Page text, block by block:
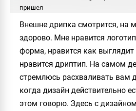
Внешне дрипка смотрится, на
здорово. Мне нравится
форма, нравится как
нравится дриптип. На самом
стремлюсь расхваливать вам
когда дизайн действительно
этом говорю. Здесь с